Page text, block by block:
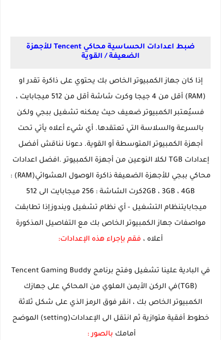
ضبط اعدادات الحساسية محاكي Tencent للأجهزة
الضعيفة / القوية
إذا كان جهاز الكمبيوتر الخاص بك يحتوي على ذاكرة تقدر او
(RAM) أقل من 4 جيجا وكرت شاشة أقل من 512 ميجابايت ،
فسيُعتبر الكمبيوتر ضعيف حيث يمكنه تشغيل ببجي ولكن
بالسرعة والسلاسة التي تعتقدها. أي شيء أعلاه يأتي تحت
أجهزة الكمبيوتر المتوسطة أو القوية. دعونا نناقش أفضل
إعدادات TGB لكلا النوعين من أجهزة الكمبيوتر .افضل اعدادات
محاكي ببجي للأجهزة الضعيفة ذاكرة الوصول العشوائي(RAM) :
2GB ، 3GB ، 4GBكرت الشاشة : 256 ميجابايت الى 512
ميجابايتنظام التشغيل - أي نظام تشغيل ويندوزإذا تطابقت
مواصفات جهاز الكمبيوتر الخاص بك مع التفاصيل المذكورة
أعلاه ، فقم بإجراء هذه الإعدادات:
في البادية علينا تشغيل وفتح برنامج Tencent Gaming Buddy
(TGB)في الركن الأيمن العلوي من المحاكي على جهازك
الكمبيوتر الخاص بك ، انقر فوق الرمز الذي على شكل ثلاثة
خطوط أفقية متوازية ثم انتقل الى الإعدادات(setting) الموضح
أمامك بالصور :